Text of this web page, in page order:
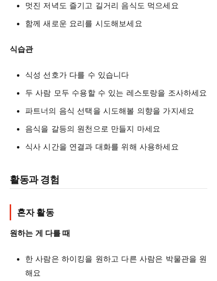
멋진 저녁도 즐기고 길거리 음식도 먹으세요
함께 새로운 요리를 시도해보세요
식습관
식성 선호가 다를 수 있습니다
두 사람 모두 수용할 수 있는 레스토랑을 조사하세요
파트너의 음식 선택을 시도해볼 의향을 가지세요
음식을 갈등의 원천으로 만들지 마세요
식사 시간을 연결과 대화를 위해 사용하세요
활동과 경험
혼자 활동
원하는 게 다를 때
한 사람은 하이킹을 원하고 다른 사람은 박물관을 원
해요